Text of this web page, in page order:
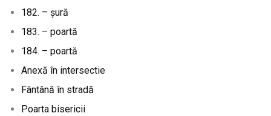
182. – șură
183. – poartă
184. – poartă
Anexă în intersectie
Fântână în stradă
Poarta bisericii